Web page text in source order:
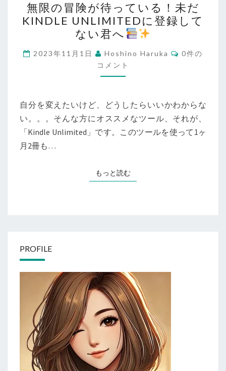
限
の
冒
険
が
待
て
い
る！
KINDLE
登
録
な
い
君
へ
無限の冒険が待っている！未だ
KINDLE UNLIMITEDに登録して
ない君へ
2023年11月1日 Hoshino Haruka
コ
メ
0件の
コメント
自分を変えたいけど、どうしたらいいかわからな
い。。。そんな方にオススメなツール、それが、
「Kindle Unlimited」です。このツールを使って1ヶ
月2冊も…
もっと読むもっと読む
PROFILE